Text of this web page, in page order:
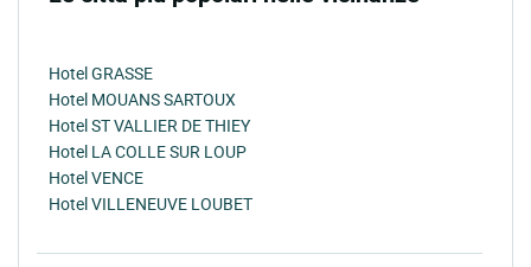
Hotel GRASSE
Hotel MOUANS SARTOUX
Hotel ST VALLIER DE THIEY
Hotel LA COLLE SUR LOUP
Hotel VENCE
Hotel VILLENEUVE LOUBET